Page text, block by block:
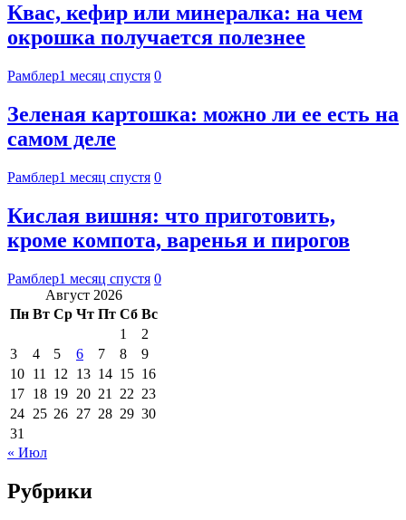
Квас, кефир или минералка: на чем
окрошка получается полезнее
Рамблер1 месяц спустя 0
Зеленая картошка: можно ли ее есть на
самом деле
Рамблер1 месяц спустя 0
Кислая вишня: что приготовить,
кроме компота, варенья и пирогов
Рамблер1 месяц спустя 0
Август 2026
Пн Вт Ср Чт Пт Сб Вс
1
2
3
4 5 6 7 8
9
10 11 12 13 14 15 16
17 18 19 20 21 22 23
24 25 26 27 28 29 30
31
« Июл
Рубрики